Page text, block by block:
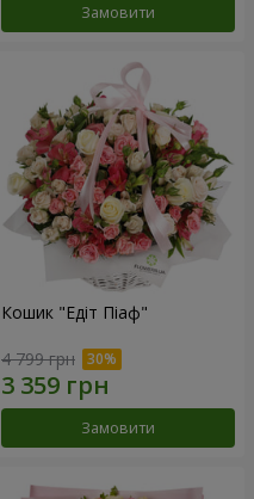
Замовити
Кошик "Едіт Піаф"
4 799 грн
Замовити